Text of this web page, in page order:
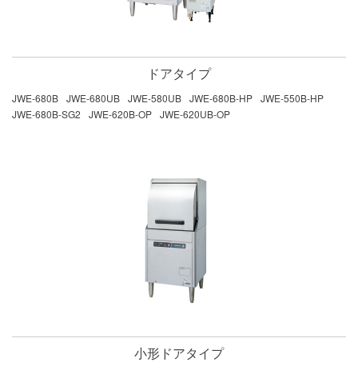
ドアタイプ
JWE-680B JWE-680UB JWE-580UB JWE-680B-HP JWE-550B-HP
JWE-680B-SG2
JWE-620B-OP JWE-620UB-OP
小形ドアタイプ